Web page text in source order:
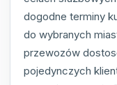
dogodne terminy
do wybranych
przewozów
pojedynczych